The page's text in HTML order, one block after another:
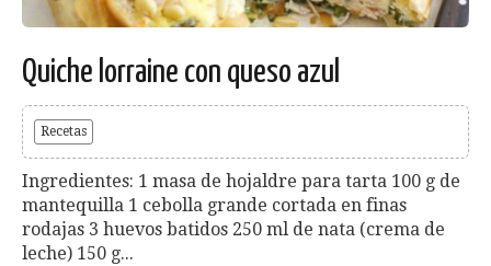
Quiche lorraine con queso azul
Recetas
Ingredientes: 1 masa de hojaldre para tarta 100 g de
mantequilla 1 cebolla grande cortada en finas
rodajas 3 huevos batidos 250 ml de nata (crema de
leche) 150 g...